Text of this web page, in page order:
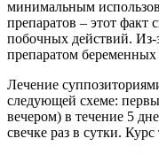
минимальным
препаратов – этот
побочных действий. Из-
препаратом
Лечение
следующей схеме:
вечером) в течение 5
свечке раз в сутки.